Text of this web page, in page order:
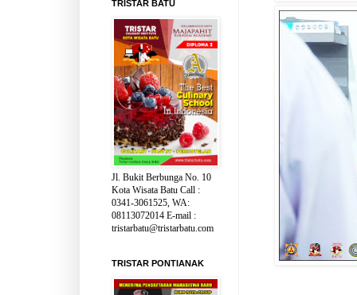
TRISTAR BATU
Jl. Bukit Berbunga No. 10
Kota Wisata Batu Call :
0341-3061525, WA:
08113072014 E-mail :
tristarbatu@tristarbatu.com
TRISTAR PONTIANAK